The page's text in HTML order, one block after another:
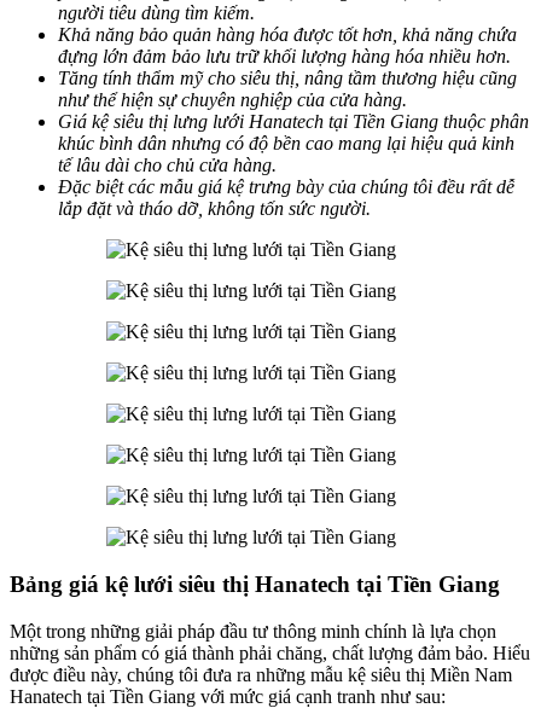
người tiêu dùng tìm kiếm.
Khả năng bảo quản hàng hóa được tốt hơn, khả năng chứa
đựng lớn đảm bảo lưu trữ khối lượng hàng hóa nhiều hơn.
Tăng tính thẩm mỹ cho siêu thị, nâng tầm thương hiệu cũng
như thể hiện sự chuyên nghiệp của cửa hàng.
Giá kệ siêu thị lưng lưới Hanatech tại Tiền Giang thuộc phân
khúc bình dân nhưng có độ bền cao mang lại hiệu quả kinh
tế lâu dài cho chủ cửa hàng.
Đặc biệt các mẫu giá kệ trưng bày của chúng tôi đều rất dễ
lắp đặt và tháo dỡ, không tốn sức người.
Bảng giá kệ lưới siêu thị Hanatech tại Tiền Giang
Một trong những giải pháp đầu tư thông minh chính là lựa chọn
những sản phẩm có giá thành phải chăng, chất lượng đảm bảo. Hiểu
được điều này, chúng tôi đưa ra những mẫu kệ siêu thị Miền Nam
Hanatech tại Tiền Giang với mức giá cạnh tranh như sau: